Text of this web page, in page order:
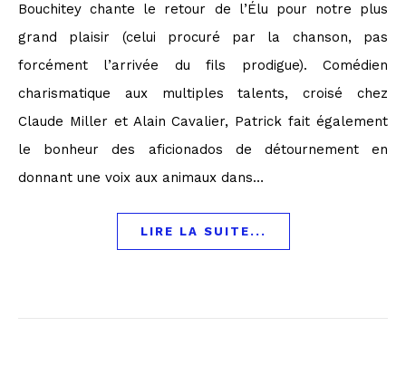
Bouchitey chante le retour de l’Élu pour notre plus
grand plaisir (celui procuré par la chanson, pas
forcément l’arrivée du fils prodigue). Comédien
charismatique aux multiples talents, croisé chez
Claude Miller et Alain Cavalier, Patrick fait également
le bonheur des aficionados de détournement en
donnant une voix aux animaux dans…
LIRE LA SUITE...